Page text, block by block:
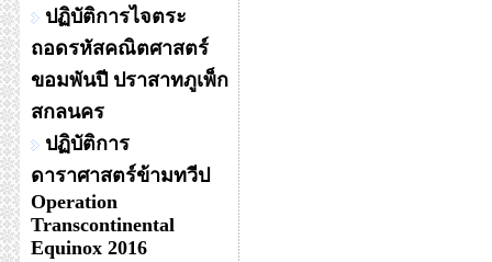
ปฏิบัติการไจตระ
ถอดรหัสคณิตศาสตร์
ขอมพันปี ปราสาทภูเพ็ก
สกลนคร
ปฏิบัติการ
ดาราศาสตร์ข้ามทวีป
Operation
Transcontinental
Equinox 2016